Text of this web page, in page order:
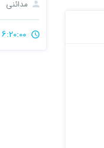
مدائنی
6:20:00